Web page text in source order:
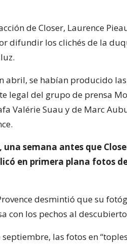
de Closer, Laurence
difundir los clichés de la
abril, se habían producido
legal del grupo de prensa
Valérie Suau y de Marc
una semana antes que
en primera plana fotos
desmintió que su
con los pechos al
las fotos en